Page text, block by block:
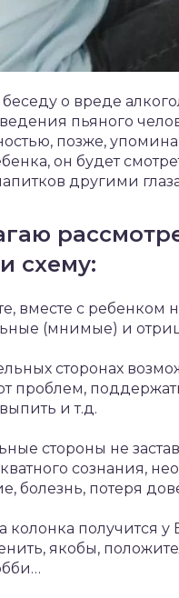
о вреде
пьяного
позже,
он будет
другими
схему:
вместе с ребенком
(мнимые) и
сторонах
проблем,
и т.д.
стороны не
сознания,
болезнь, потеря
колонка получится
якобы,